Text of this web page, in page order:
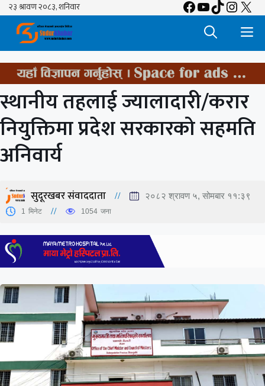
Skip
content
Facebook
YouTube
TikTok
X
स्थानीय तहलाई ज्यालादारी/करार
नियुक्तिमा प्रदेश सरकारको सहमति
अनिवार्य
सुदूरखबर संवाददाता २०८२ श्रावण ५, सोमबार ११:३९
1 मिनेट 1054 जना